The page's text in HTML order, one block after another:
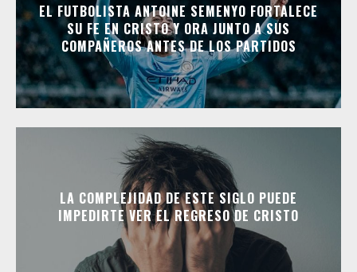
EL FUTBOLISTA ANTOINE SEMENYO FORTALECE
SU FE EN CRISTO Y ORA JUNTO A SUS
COMPAÑEROS ANTES DE LOS PARTIDOS
LA COMPLEJIDAD DE ESTE SIGLO PUEDE
IMPEDIRTE VER EL REGRESO DE CRISTO